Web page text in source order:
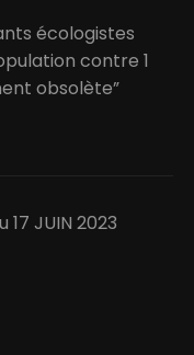
écologistes
contre 1
obsolète”
JUIN 2023